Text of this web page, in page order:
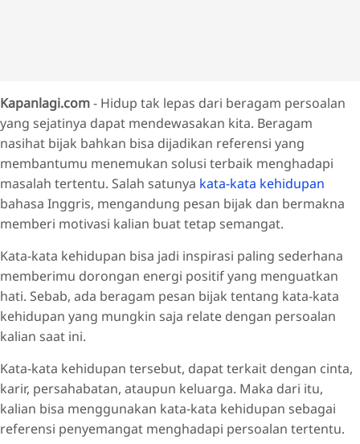
Kapanlagi.com- Hidup tak lepas dari beragam persoalan
yang sejatinya dapat mendewasakan kita. Beragam
nasihat bijak bahkan bisa dijadikan referensi yang
membantumu menemukan solusi terbaik menghadapi
masalah tertentu. Salah satunya kata-kata kehidupan
bahasa Inggris, mengandung pesan bijak dan bermakna
memberi motivasi kalian buat tetap semangat.
Kata-kata kehidupan bisa jadi inspirasi paling sederhana
memberimu dorongan energi positif yang menguatkan
hati. Sebab, ada beragam pesan bijak tentang kata-kata
kehidupan yang mungkin saja relate dengan persoalan
kalian saat ini.
Kata-kata kehidupan tersebut, dapat terkait dengan cinta,
karir, persahabatan, ataupun keluarga. Maka dari itu,
kalian bisa menggunakan kata-kata kehidupan sebagai
referensi penyemangat menghadapi persoalan tertentu.